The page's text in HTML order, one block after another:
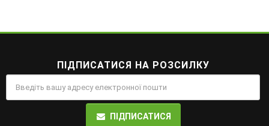
ПІДПИСАТИСЯ НА РОЗСИЛКУ
ПІДПИСАТИСЯ